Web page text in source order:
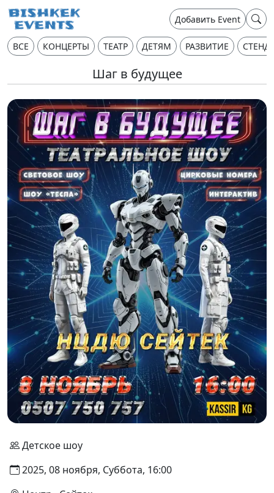
Добавить Event
ВСЕ КОНЦЕРТЫ ТЕАТР ДЕТЯМ РАЗВИТИЕ
Шаг в будущее
Детское шоу
2025, 08 ноября, Суббота, 16:00